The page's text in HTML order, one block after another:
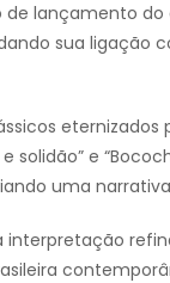
de lançamento
sua ligação
eternizados
e solidão” e
uma
interpretação